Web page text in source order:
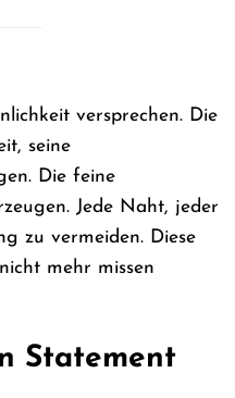
versprechen. Die
seine
Die feine
Jede Naht, jeder
zu vermeiden. Diese
mehr missen
Statement